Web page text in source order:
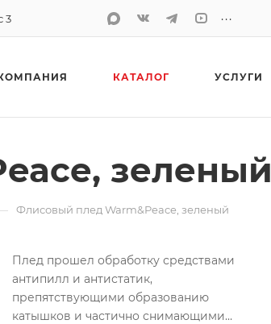
3 ...
КАТАЛОГ УСЛУГИ
зеленый
Флисовый плед Warm&Peace, зеленый
Плед прошел обработку средствами
антипилл и антистатик,
препятствующими образованию
катышков и частично снимающими